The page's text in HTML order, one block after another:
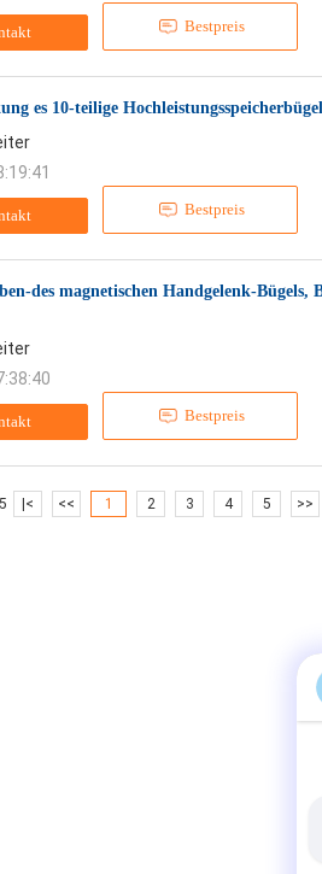
Bestpreis
es 10-teilige
Bestpreis
des magnetischen Handgelenk-Bügels,
Bestpreis
|< << 1 2 3 4 5 >>